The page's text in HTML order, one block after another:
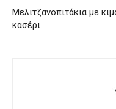
Μελιτζανοπιτάκια με
κασέρι